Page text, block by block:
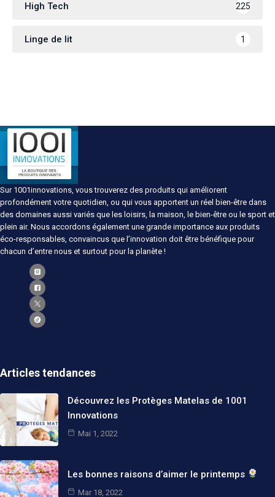
High Tech 225
Linge de lit 1
Sur 1001innovations, vous trouverez des produits qui améliorent
profondément votre quotidien, ou qui vous apportent un réel bien-être dans
des domaines aussi variés que les loisirs, la maison, le bien-être ou le sport et
plein air. Nous accordons également une grande importance aux produits
éco-responsables, convaincus que l’innovation doit être bénéfique pour
chacun d’entre nous et surtout pour la planète !
Articles tendances
Découvrez les Protèges Matelas de 1001
Innovations
Mai 1, 2022
Les bonnes raisons d’aimer le printemps
Mar 18, 2022